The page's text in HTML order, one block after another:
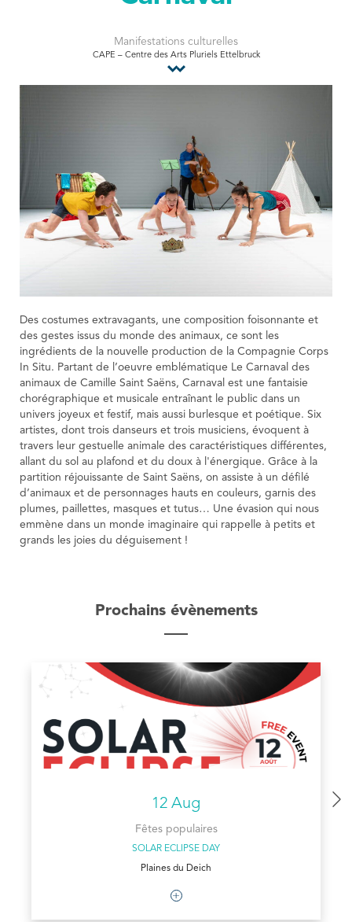
Manifestations culturelles
CAPE – Centre des Arts Pluriels Ettelbruck
Des costumes extravagants, une composition foisonnante et
des gestes issus du monde des animaux, ce sont les
ingrédients de la nouvelle production de la Compagnie Corps
In Situ. Partant de l’oeuvre emblématique Le Carnaval des
animaux de Camille Saint Saëns, Carnaval est une fantaisie
chorégraphique et musicale entraînant le public dans un
univers joyeux et festif, mais aussi burlesque et poétique. Six
artistes, dont trois danseurs et trois musiciens, évoquent à
travers leur gestuelle animale des caractéristiques différentes,
allant du sol au plafond et du doux à l'énergique. Grâce à la
partition réjouissante de Saint Saëns, on assiste à un défilé
d’animaux et de personnages hauts en couleurs, garnis des
plumes, paillettes, masques et tutus… Une évasion qui nous
emmène dans un monde imaginaire qui rappelle à petits et
grands les joies du déguisement !
Prochains évènements
12 Aug
Fêtes populaires
SOLAR ECLIPSE DAY
Plaines du Deich